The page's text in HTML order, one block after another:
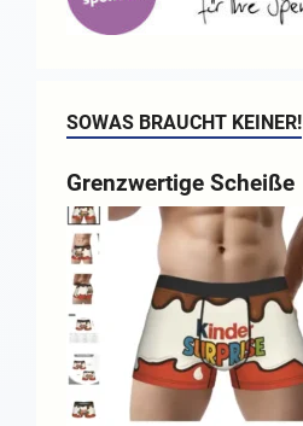
SOWAS BRAUCHT KEINER!
Grenzwertige Scheiße